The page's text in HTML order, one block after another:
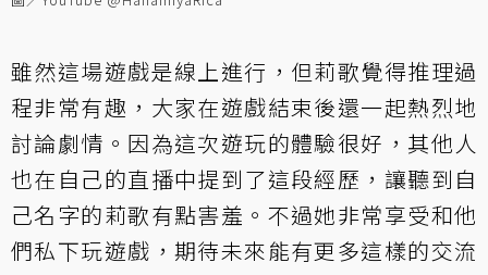
雖然這場遊戲是線上進行，但莉歌覺得推理過
程非常有趣，大家在遊戲結束後還一起熱烈地
討論劇情。因為這次遊玩的體驗很好，其他人
也在自己的直播中提到了這段經歷，讓聽到自
己名字的莉歌有點害羞。不過她非常享受和他
們私下玩遊戲，期待未來能有更多這樣的交流